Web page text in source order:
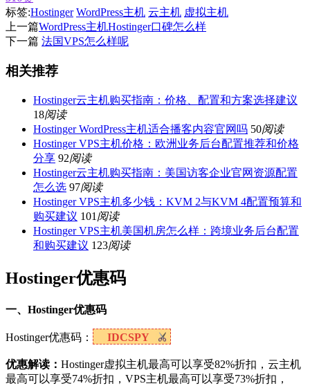
标签:Hostinger WordPress主机 云主机 虚拟主机
上一篇WordPress主机Hostinger口碑怎么样
下一篇 法国VPS怎么样呢
相关推荐
Hostinger云主机购买指南：价格、配置和方案选择建议
18阅读
Hostinger WordPress主机适合播客内容官网吗 50阅读
Hostinger VPS主机价格：欧洲业务后台配置推荐和价格
分享 92阅读
Hostinger云主机购买指南：美国访客企业官网资源配置
怎么选 97阅读
Hostinger VPS主机多少钱：KVM 2与KVM 4配置预算和
购买建议 101 阅读
Hostinger VPS主机美国机房怎么样：跨境业务后台配置
和购买建议 123阅读
Hostinger优惠码
一、Hostinger优惠码
Hostinger优惠码： IDCSPY
优惠解读： Hostinger虚拟主机最高可以享受82%折扣，云主机
最高可以享受74%折扣，VPS主机最高可以享受73%折扣，